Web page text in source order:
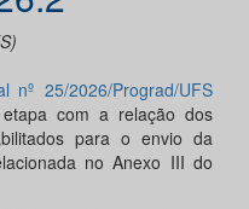
nº 25/2026/Prograd/UFS
com a relação dos
para o envio da
no Anexo III do